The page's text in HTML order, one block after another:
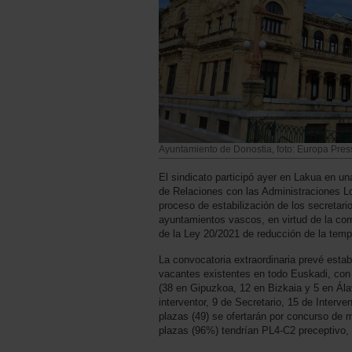
Ayuntamiento de Donostia, foto: Europa
El sindicato participó ayer en Lakua en
de Relaciones con las Administraciones
proceso de estabilización de los
ayuntamientos vascos, en virtud de la
de la Ley 20/2021 de reducción de la
La convocatoria extraordinaria prevé
vacantes existentes en todo Euskadi,
(38 en Gipuzkoa, 12 en Bizkaia y 5 en
interventor, 9 de Secretario, 15 de
plazas (49) se ofertarán por concurso de
plazas (96%) tendrían PL4-C2